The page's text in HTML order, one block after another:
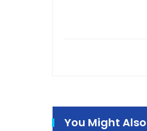
You Might Also